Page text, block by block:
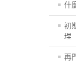
什
初
理
再